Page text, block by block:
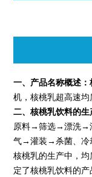
一、产品名称概述：
机，核桃乳超高速
二、核桃乳饮料的生
原料→筛选→漂洗
气→灌装→杀菌、
核桃乳的生产中，
定了核桃乳饮料的